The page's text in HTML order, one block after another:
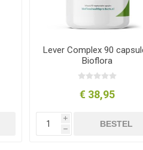
Lever Complex 90
Bioflora
€ 38,95
i
h
BESTEL